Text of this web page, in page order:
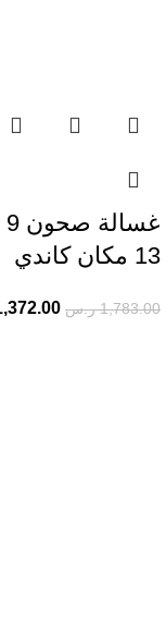
13 مكان كاندي
1,783.00 ر.س